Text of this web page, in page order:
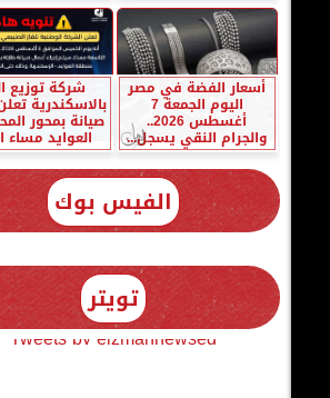
أسعار الفضة في مصر
اليوم الجمعة 7
أغسطس 2026..
والجرام النقي يسجل...
شركة توزيع
بالاسكندرية
صيانة بمحور
العوايد مساء
الفيس بوك
تويتر
Tweets by elzmannewseg